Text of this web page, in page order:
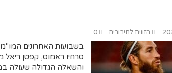
הזווית לחיבורים 0
בשבועות האחרונים
סרחיו ראמוס, קפטן
והשאלה הגדולה שעולה